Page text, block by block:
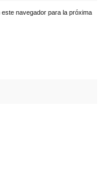
navegador para la próxima